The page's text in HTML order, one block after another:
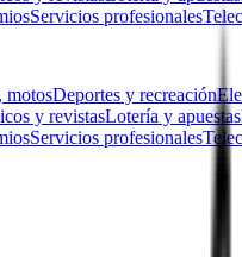
Servicios profesionales
motosDeportes y recreación
y revistasLotería y apuestas
Servicios profesionales